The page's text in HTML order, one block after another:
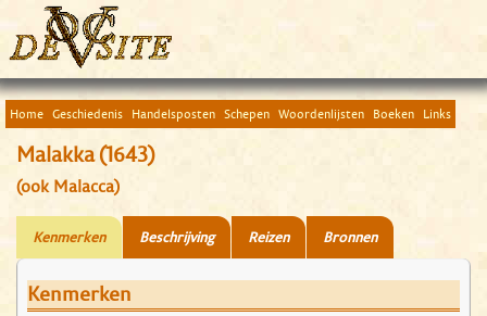
Home Geschiedenis Handelsposten Schepen Woordenlijsten Boeken Links
Malakka (1643)
(ook Malacca)
Kenmerken Beschrijving Reizen Bronnen
Kenmerken